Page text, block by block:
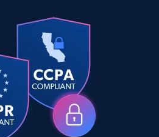
Currency, Gtin,